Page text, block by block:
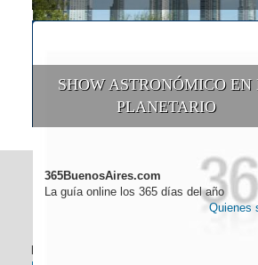
SHOW ASTRONÓMICO EN
PLANETARIO
365BuenosAires.com
La guía online los 365 días del año
Quienes